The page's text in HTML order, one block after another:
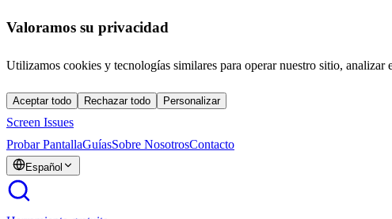
Valoramos su privacidad
Utilizamos cookies y tecnologías similares para operar nuestro sitio, analizar
Aceptar todo Rechazar todo Personalizar
Screen Issues
Probar PantallaGuíasSobre NosotrosContacto
Español